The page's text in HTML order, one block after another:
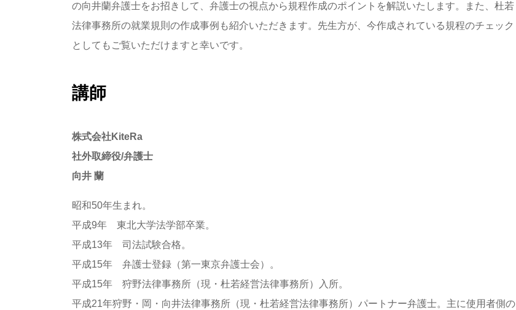
の向井蘭弁護士をお招きして、弁護士の視点から規程作成のポイントを解説いたします。また、杜若
法律事務所の就業規則の作成事例も紹介いただきます。先生方が、今作成されている規程のチェック
としてもご覧いただけますと幸いです。
講師
株式会社KiteRa
社外取締役/弁護士
向井 蘭
昭和50年生まれ。
平成9年 東北大学法学部卒業。
平成13年 司法試験合格。
平成15年 弁護士登録（第一東京弁護士会）。
平成15年 狩野法律事務所（現・杜若経営法律事務所）入所。
平成21年狩野・岡・向井法律事務所（現・杜若経営法律事務所）パートナー弁護士。主に使用者側の